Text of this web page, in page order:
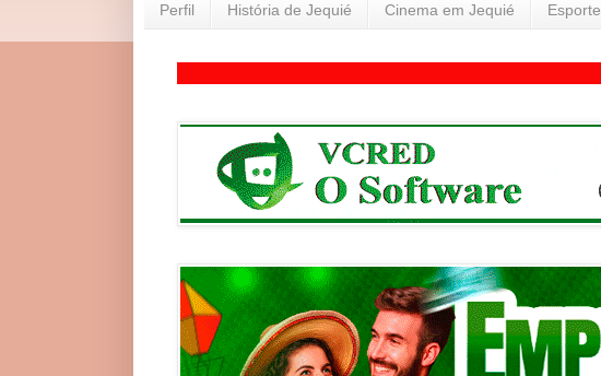
Perfil História de Jequié Cinema em Jequié Esporte